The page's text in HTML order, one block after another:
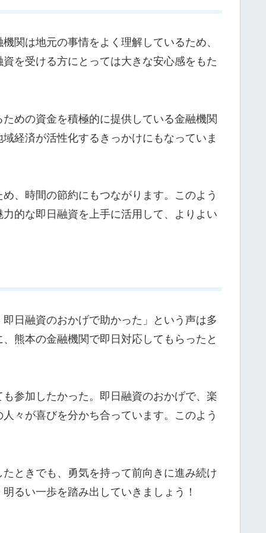
関は地元の事情をよく理解しているため、
を受ける方にとっては大きな安心感をもた
めの資金を積極的に提供している金融機関
経済が活性化するきっかけにもなっていま
、時間の節約にもつながります。このよう
的な即日融資を上手に活用して、よりよい
日融資のおかげで助かった」という声は多
熊本の金融機関で即日対応してもらったと
参加したかった。即日融資のおかげで、楽
々が喜びを分かち合っています。このよう
ときでも、勇気を持って前向きに進み続け
るい一歩を踏み出していきましょう！